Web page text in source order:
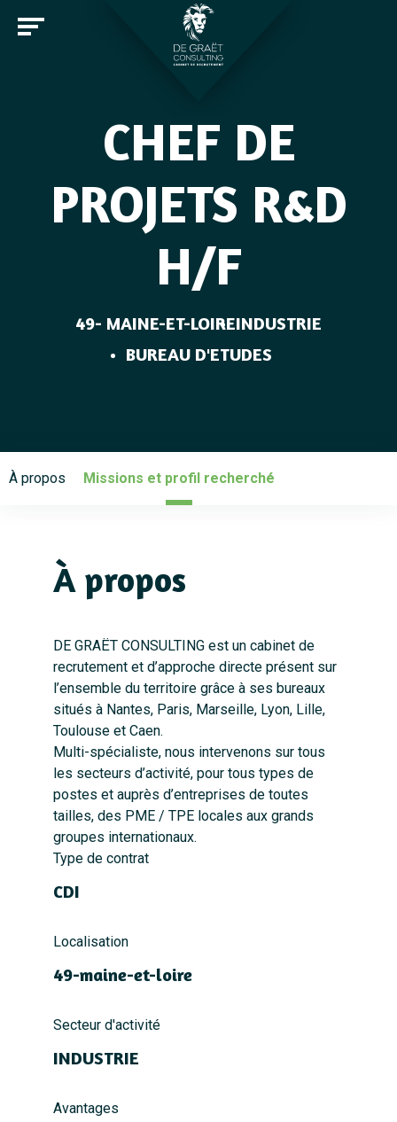
Candidats
CHEF DE
PROJETS R&D
H/F
49- MAINE-ET-LOIREINDUSTRIE
BUREAU D'ETUDES
À propos Missions et profil recherché
À propos
DE GRAËT CONSULTING est un cabinet de
recrutement et d’approche directe présent sur
l’ensemble du territoire grâce à ses bureaux
situés à Nantes, Paris, Marseille, Lyon, Lille,
Toulouse et Caen.
Multi-spécialiste, nous intervenons sur tous
les secteurs d’activité, pour tous types de
postes et auprès d’entreprises de toutes
tailles, des PME / TPE locales aux grands
groupes internationaux.
Type de contrat
CDI
Localisation
49-maine-et-loire
Secteur d'activité
INDUSTRIE
Avantages